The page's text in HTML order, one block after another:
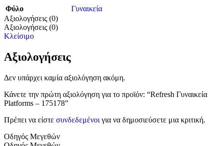
Φύλο
Γυναικεία
Αξιολογήσεις (0)
Αξιολογήσεις (0)
Κλείσιμο
Αξιολογήσεις
Δεν υπάρχει καμία αξιολόγηση ακόμη.
Κάνετε την πρώτη αξιολόγηση για το προϊόν: “Refresh Γυναικεία
Platforms – 175178”
Πρέπει να είστε συνδεδεμένοι για να δημοσιεύσετε μια κριτική.
Οδηγός Μεγεθών